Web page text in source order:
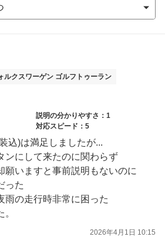
ルクスワーゲン ゴルフトゥーラン
説明の分かりやすさ：1
対応スピード：5
込)は満足しましたが...
ンにして来たのに関わらず
願いますと事前説明もないのに
った
雨の走行時非常に困った
2026年4月1日 10:15